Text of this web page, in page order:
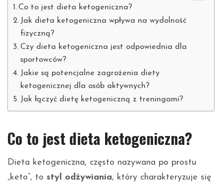
Co to jest dieta ketogeniczna?
Jak dieta ketogeniczna wpływa na wydolność
fizyczną?
Czy dieta ketogeniczna jest odpowiednia dla
sportowców?
Jakie są potencjalne zagrożenia diety
ketogenicznej dla osób aktywnych?
Jak łączyć dietę ketogeniczną z treningami?
Co to jest dieta ketogeniczna?
Dieta ketogeniczna, często nazywana po prostu
„keto”, to styl odżywiania, który charakteryzuje się